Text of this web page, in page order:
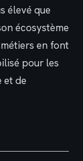
élevé que
écosystème
en font
pour les
et de